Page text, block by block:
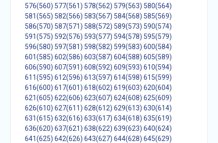
576(560) 577(561) 578(562) 579(563) 580(564)
581(565) 582(566) 583(567) 584(568) 585(569)
586(570) 587(571) 588(572) 589(573) 590(574)
591(575) 592(576) 593(577) 594(578) 595(579)
596(580) 597(581) 598(582) 599(583) 600(584)
601(585) 602(586) 603(587) 604(588) 605(589)
606(590) 607(591) 608(592) 609(593) 610(594)
611(595) 612(596) 613(597) 614(598) 615(599)
616(600) 617(601) 618(602) 619(603) 620(604)
621(605) 622(606) 623(607) 624(608) 625(609)
626(610) 627(611) 628(612) 629(613) 630(614)
631(615) 632(616) 633(617) 634(618) 635(619)
636(620) 637(621) 638(622) 639(623) 640(624)
641(625) 642(626) 643(627) 644(628) 645(629)